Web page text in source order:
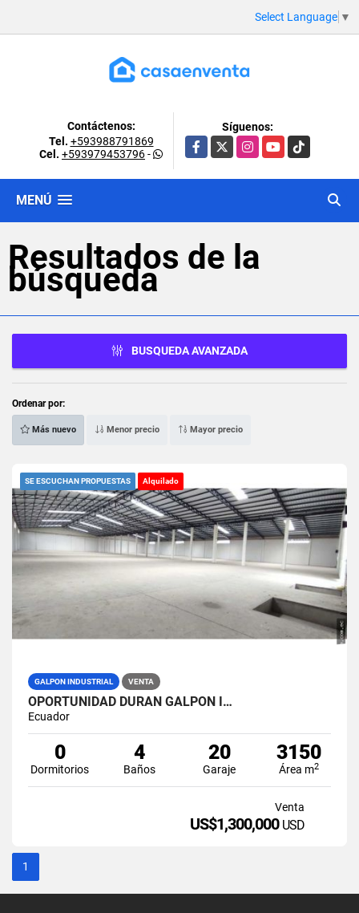
Select Language ▼
Contáctenos:
Tel. +593988791869
Cel. +593979453796-
Síguenos:
Facebook
X InstagramYouTubeTikTok
MENÚ
Resultados de la
búsqueda
BUSQUEDA AVANZADA
Ordenar por:
Más nuevo Menor precio Mayor precio
SE ESCUCHAN PROPUESTAS Alquilado
GALPON INDUSTRIAL VENTA
OPORTUNIDAD DURAN GALPON I…
Ecuador
0
Dormitorios
4
Baños
20
Garaje
3150
Área m2
Venta
US$1,300,000 USD
1